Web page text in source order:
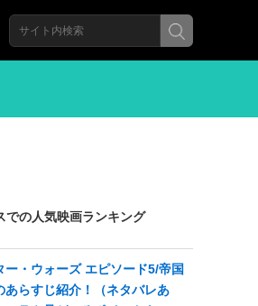
での人気映画ランキング
ー・ウォーズ エピソード5/帝国
あらすじ紹介！（ネタバレあ